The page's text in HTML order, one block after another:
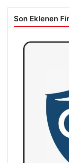
Son Eklenen